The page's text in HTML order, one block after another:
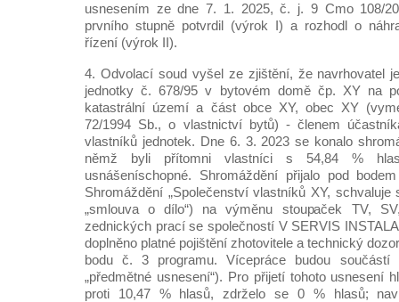
usnesením ze dne 7. 1. 2025, č. j. 9 Cmo 108/
prvního stupně potvrdil (výrok I) a rozhodl o
řízení (výrok II).
4. Odvolací soud vyšel ze zjištění, že navrhovatel
jednotky č. 678/95 v bytovém domě čp. XY na
katastrální území a část obce XY, obec XY
72/1994 Sb., o vlastnictví bytů) - členem
vlastníků jednotek. Dne 6. 3. 2023 se konalo
němž byli přítomni vlastníci s 54,84 %
usnášeníschopné. Shromáždění přijalo pod
Shromáždění „Společenství vlastníků XY,
„smlouva o dílo“) na výměnu stoupaček TV,
zednických prací se společností V SERVIS
doplněno platné pojištění zhotovitele a technický
bodu č. 3 programu. Vícepráce budou
„předmětné usnesení“). Pro přijetí tohoto usnesení
proti 10,47 % hlasů, zdrželo se 0 % hlasů;